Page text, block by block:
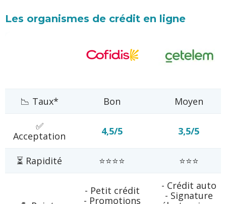
Les organismes de crédit en ligne
📉 Taux* Bon Moyen
✅
Acceptation
4,5/5 3,5/5
⏳ Rapidité ⭐⭐⭐⭐ ⭐⭐⭐
- Petit crédit
- Promotions
- Crédit auto
- Signature